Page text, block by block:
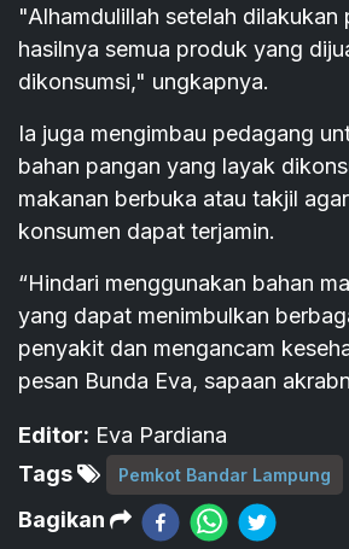
"Alhamdulillah setelah dilakukan
hasilnya semua produk yang
dikonsumsi," ungkapnya.
Ia juga mengimbau pedagang
bahan pangan yang layak
makanan berbuka atau takjil
konsumen dapat terjamin.
“Hindari menggunakan bahan
yang dapat menimbulkan
penyakit dan mengancam
pesan Bunda Eva, sapaan
Editor: Eva Pardiana
Tags
Pemkot Bandar Lampung
Bagikan